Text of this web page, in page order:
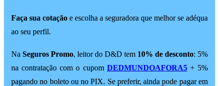
Faça sua cotação e escolha a seguradora que melhor se adéqua
ao seu perfil.
Na Seguros Promo, leitor do D&D tem 10% de desconto: 5%
na contratação com o cupom DEDMUNDOAFORA5+ 5%
pagando no boleto ou no PIX. Se preferir, ainda pode pagar em